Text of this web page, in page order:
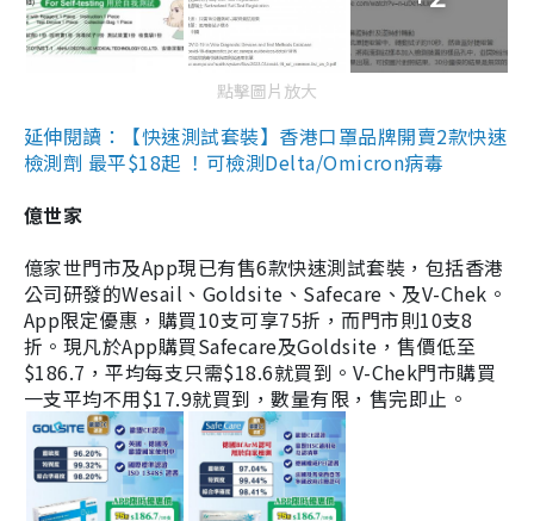
點擊圖片放大
延伸閱讀：【快速測試套裝】香港口罩品牌開賣2款快速
檢測劑 最平$18起 ！可檢測Delta/Omicron病毒
億世家
億家世門市及App現已有售6款快速測試套裝，包括香港
公司研發的Wesail、Goldsite、Safecare、及V-Chek。
App限定優惠，購買10支可享75折，而門市則10支8
折。現凡於App購買Safecare及Goldsite，售價低至
$186.7，平均每支只需$18.6就買到。V-Chek門市購買
一支平均不用$17.9就買到，數量有限，售完即止。